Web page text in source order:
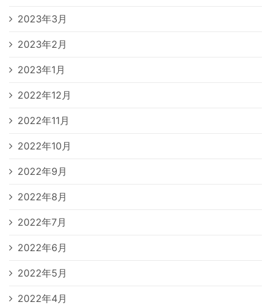
2023年3月
2023年2月
2023年1月
2022年12月
2022年11月
2022年10月
2022年9月
2022年8月
2022年7月
2022年6月
2022年5月
2022年4月